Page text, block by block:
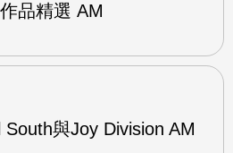
品精選 AM
與Joy Division AM